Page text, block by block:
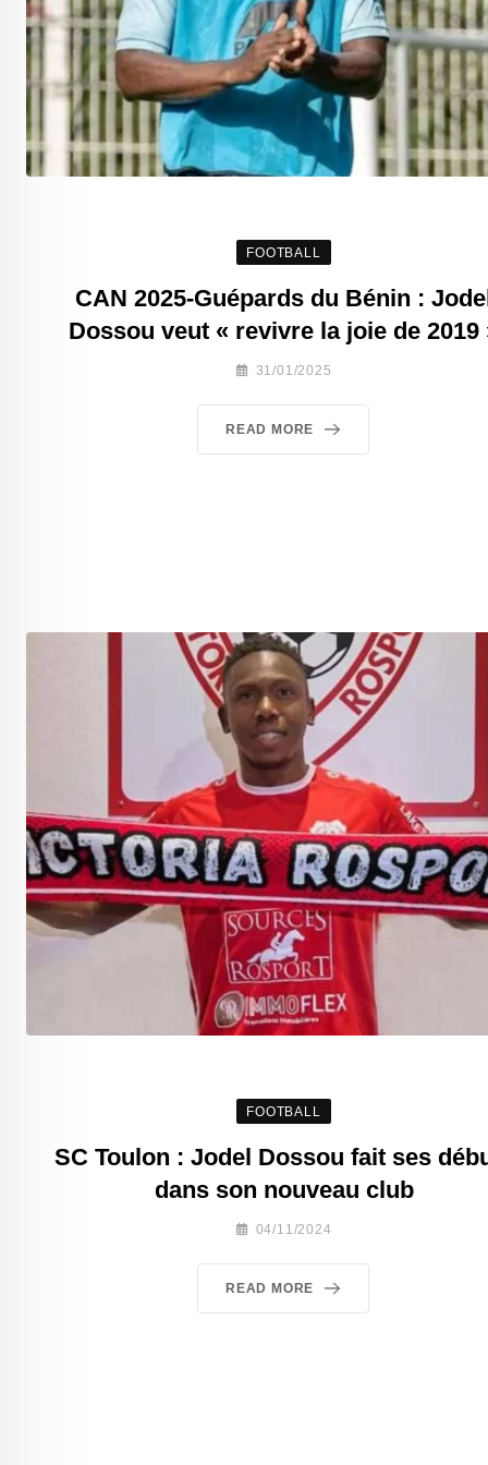
FOOTBALL
CAN 2025-Guépards du Bénin :
Dossou veut « revivre la joie de 2019
31/01/2025
READ MORE
FOOTBALL
SC Toulon : Jodel Dossou fait ses
dans son nouveau club
04/11/2024
READ MORE